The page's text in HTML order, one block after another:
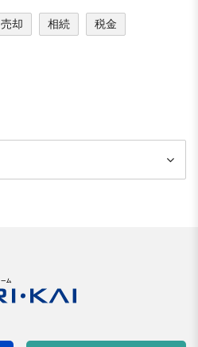
売却 相続 税金